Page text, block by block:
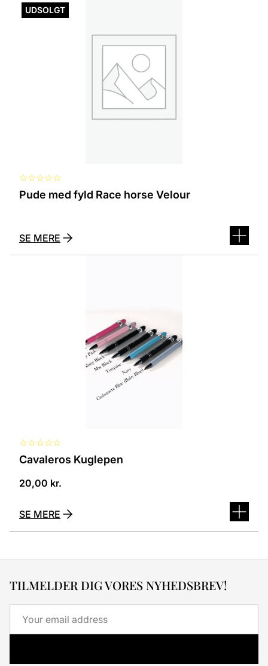
UDSOLGT
☆☆☆☆☆
Pude med fyld Race horse Velour
vare
har
SE MERE
☆☆☆☆☆
Cavaleros Kuglepen
20,00 kr.
SE MERE
TILMELDER DIG VORES NYHEDSBREV!